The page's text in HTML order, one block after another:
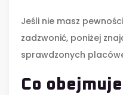
Jeśli nie masz
zadzwonić, poniżej
sprawdzonych
Co